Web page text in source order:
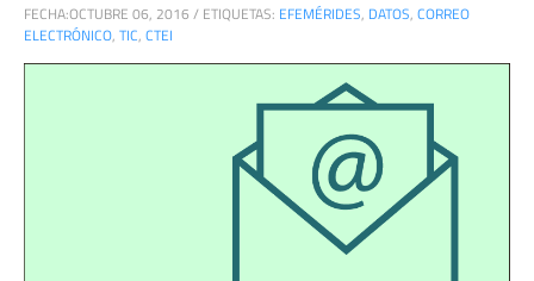
FECHA:OCTUBRE 06, 2016 / ETIQUETAS: EFEMÉRIDES, DATOS, CORREO
ELECTRÓNICO, TIC, CTEI